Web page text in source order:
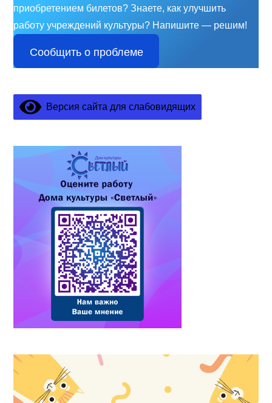
приобретением билетов? Знаете, как улучшить
работу учреждений культуры? Напишите — решим!
Сообщить о проблеме
Версия сайта для слабовидящих